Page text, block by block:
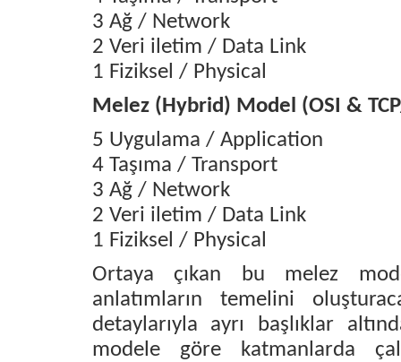
3 Ağ / Network
2 Veri iletim / Data Link
1 Fiziksel / Physical
Melez (Hybrid) Model (OSI &
5 Uygulama / Application
4 Taşıma / Transport
3 Ağ / Network
2 Veri iletim / Data Link
1 Fiziksel / Physical
Ortaya çıkan bu melez
anlatımların temelini
detaylarıyla ayrı başlıklar
modele göre katmanlarda